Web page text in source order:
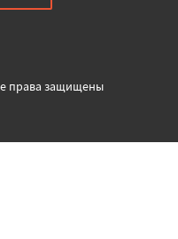
права защищены